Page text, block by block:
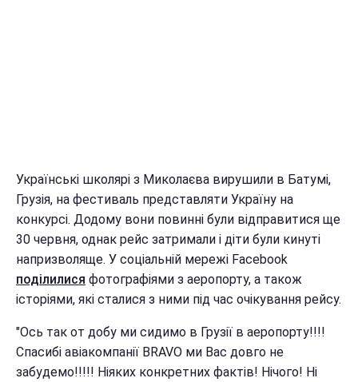
Українські школярі з Миколаєва вирушили в Батумі,
Грузія, на фестиваль представляти Україну на
конкурсі. Додому вони повинні були відправитися ще
30 червня, однак рейс затримали і діти були кинуті
напризволяще. У соціальній мережі Facebook
поділилися фотографіями з аеропорту, а також
історіями, які сталися з ними під час очікування рейсу.
"Ось так от добу ми сидимо в Грузії в аеропорту!!!!
Спасибі авіакомпанії BRAVO ми Вас довго не
забудемо!!!!! Ніяких конкретних фактів! Нічого! Ні